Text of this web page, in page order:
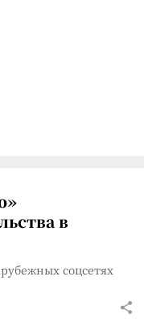
в
соцсетях